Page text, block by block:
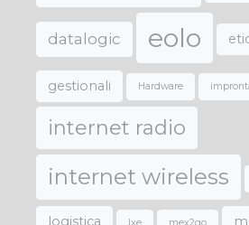
datalogic eolo
gestionali Hardware
internet radio
internet wireless
lxe mex2go